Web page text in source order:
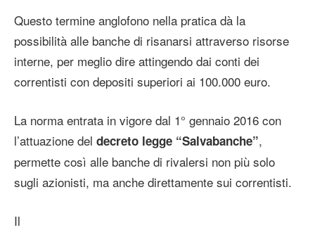
Questo termine anglofono nella pratica dà la
possibilità alle banche di risanarsi attraverso risorse
interne, per meglio dire attingendo dai conti dei
correntisti con depositi superiori ai 100.000 euro.
La norma entrata in vigore dal 1° gennaio 2016 con
l’attuazione del decreto legge “Salvabanche”,
permette così alle banche di rivalersi non più solo
sugli azionisti, ma anche direttamente sui correntisti.
Il